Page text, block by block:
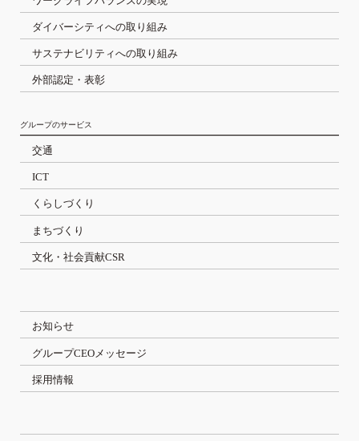
ダイバーシティへの取り組み
サステナビリティへの取り組み
外部認定・表彰
グループのサービス
交通
ICT
くらしづくり
まちづくり
文化・社会貢献CSR
お知らせ
グループCEOメッセージ
採用情報